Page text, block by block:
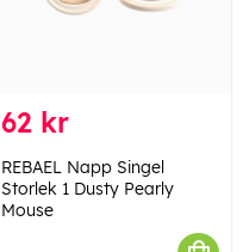
62 kr
REBAEL Napp Singel
Storlek 1 Dusty Pearly
Mouse